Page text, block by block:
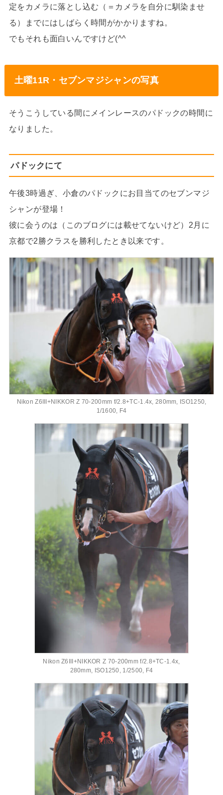
定をカメラに落とし込む（＝カメラを自分に馴染ませ
る）までにはしばらく時間がかかりますね。
でもそれも面白いんですけど(^^
土曜11R・セブンマジシャンの写真
そうこうしている間にメインレースのパドックの時間に
なりました。
パドックにて
午後3時過ぎ、小倉のパドックにお目当てのセブンマジ
シャンが登場！
彼に会うのは（このブログには載せてないけど）2月に
京都で2勝クラスを勝利したとき以来です。
Nikon Z6III+NIKKOR Z 70-200mm f/2.8+TC-1.4x, 280mm, ISO1250,
1/1600, F4
Nikon Z6III+NIKKOR Z 70-200mm f/2.8+TC-1.4x,
280mm, ISO1250, 1/2500, F4